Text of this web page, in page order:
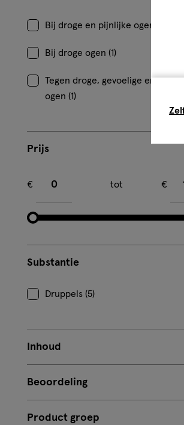
Bij droge en pijnlijke ogen (1)
Bij droge ogen (1)
Tegen droge, gevoelige en
ogen (1)
Prijs
€
tot
€
Substantie
Druppels (5)
Inhoud
Beoordeling
Product groep